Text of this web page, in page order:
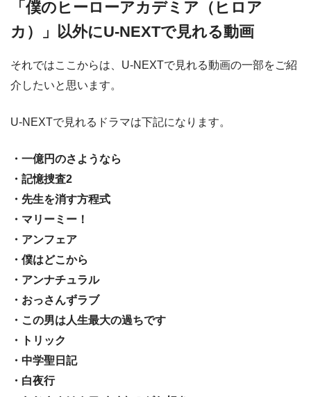
「僕のヒーローアカデミア（ヒロア
カ）」以外にU-NEXTで見れる動画
それではここからは、U-NEXTで見れる動画の一部をご紹
介したいと思います。
U-NEXTで見れるドラマは下記になります。
・一億円のさようなら
・記憶捜査2
・先生を消す方程式
・マリーミー！
・アンフェア
・僕はどこから
・アンナチュラル
・おっさんずラブ
・この男は人生最大の過ちです
・トリック
・中学聖日記
・白夜行